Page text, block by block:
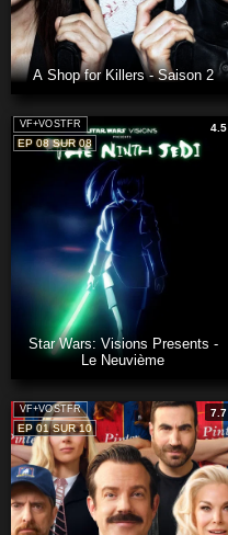
A Shop for Killers - Saison 2
VF+VOSTFR
4.5
EP 08 SUR 08
Star Wars: Visions Presents -
Le Neuvième
VF+VOSTFR
7.7
EP 01 SUR 10